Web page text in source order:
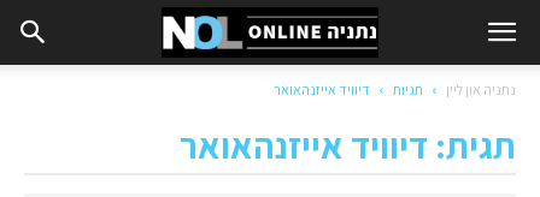
נתניה און ליין תגיות דיוויד אייזנהאואר
תגית: דיוויד אייזנהאואר